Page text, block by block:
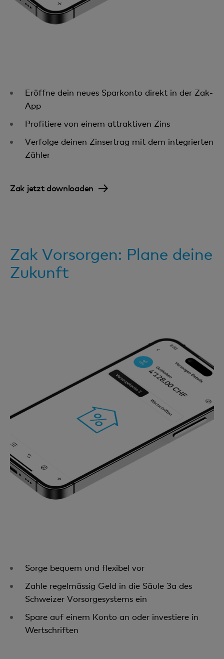
Eröffne dein neues Sparkonto direkt in der Zak-
App
Profitiere von einem attraktiven Zins
Verfolge deinen Zinsertrag mit dem integrierten
Zähler
Zak jetzt downloaden
Zak Vorsorgen: Plane deine
Zukunft
Sorge bequem und flexibel vor
Zahle regelmässig Geld in die Säule 3a des
Schweizer Vorsorgesystems ein
Spare auf einem Konto an oder investiere in
Wertschriften